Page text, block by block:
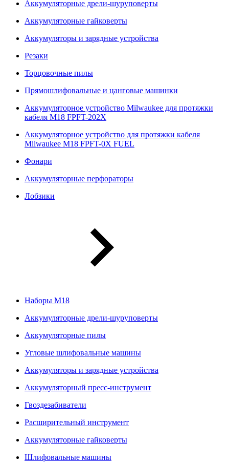
Аккумуляторные дрели-шуруповерты
Аккумуляторные гайковерты
Аккумуляторы и зарядные устройства
Резаки
Торцовочные пилы
Прямошлифовальные и цанговые машинки
Аккумуляторное устройство Milwaukee для протяжки
кабеля M18 FPFT-202X
Аккумуляторное устройство для протяжки кабеля
Milwaukee M18 FPFT-0X FUEL
Фонари
Аккумуляторные перфораторы
Лобзики
Наборы М18
Аккумуляторные дрели-шуруповерты
Аккумуляторные пилы
Угловые шлифовальные машины
Аккумуляторы и зарядные устройства
Аккумуляторный пресс-инструмент
Гвоздезабиватели
Расширительный инструмент
Аккумуляторные гайковерты
Шлифовальные машины